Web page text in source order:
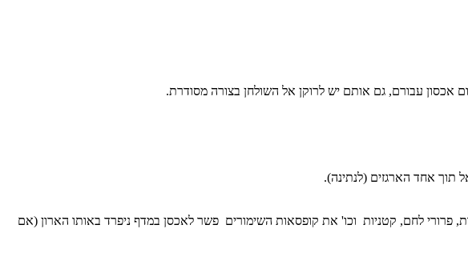
אכסון עבורם, גם אותם יש לרוקן אל השולחן בצורה מסודרת.
אחד הארגזים (לנתינה).
פרורי לחם, קטניות וכו' את קופסאות השימורים פשר לאכסן במדף ניפרד באותו הארון (אם